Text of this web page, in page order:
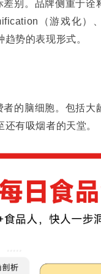
别。品牌侧重于
（游戏化）、
势的表现形式。
的脑细胞。包括
有吸烟者的天堂。